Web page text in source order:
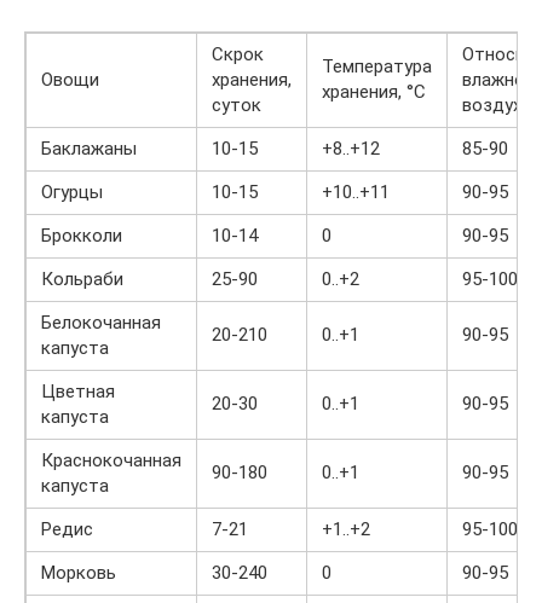
Овощи
Скрок
хранения,
суток
Температура
хранения, °C
воздуха,
Баклажаны
10-15 +8..+12
85-90
Огурцы
10-15 +10..+11
90-95
Брокколи
10-14 0
90-95
Кольраби
25-90 0..+2
95-100
Белокочанная
капуста
20-210 0..+1 90-95
Цветная
капуста
20-30 0..+1 90-95
Краснокочанная
капуста
90-180 0..+1 90-95
Редис 7-21 +1..+2
95-100
Морковь
30-240 0
90-95